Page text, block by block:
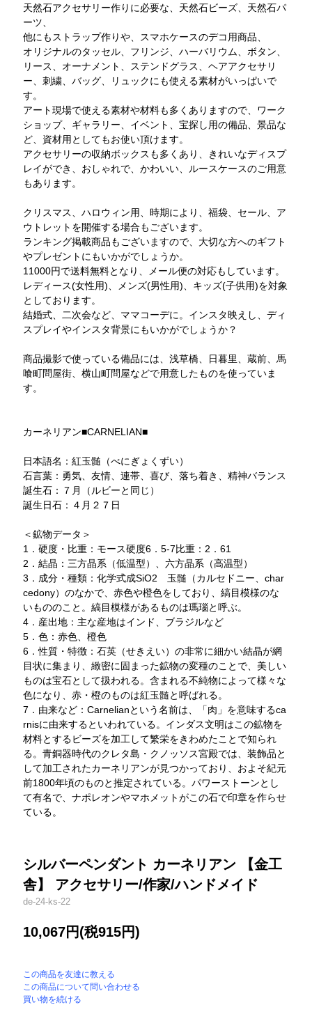
天然石アクセサリー作りに必要な、天然石ビーズ、天然石パ
ーツ、
他にもストラップ作りや、スマホケースのデコ用商品、
オリジナルのタッセル、フリンジ、ハーバリウム、ボタン、
リース、オーナメント、ステンドグラス、ヘアアクセサリ
ー、刺繍、バッグ、リュックにも使える素材がいっぱいで
す。
アート現場で使える素材や材料も多くありますので、ワーク
ショップ、ギャラリー、イベント、宝探し用の備品、景品な
ど、資材用としてもお使い頂けます。
アクセサリーの収納ボックスも多くあり、きれいなディスプ
レイができ、おしゃれで、かわいい、ルースケースのご用意
もあります。
クリスマス、ハロウィン用、時期により、福袋、セール、ア
ウトレットを開催する場合もございます。
ランキング掲載商品もございますので、大切な方へのギフト
やプレゼントにもいかがでしょうか。
11000円で送料無料となり、メール便の対応もしています。
レディース(女性用)、メンズ(男性用)、キッズ(子供用)を対象
としております。
結婚式、二次会など、ママコーデに。インスタ映えし、ディ
スプレイやインスタ背景にもいかがでしょうか？
商品撮影で使っている備品には、浅草橋、日暮里、蔵前、馬
喰町問屋街、横山町問屋などで用意したものを使っていま
す。
カーネリアン■CARNELIAN■
日本語名：紅玉髄（べにぎょくずい）
石言葉：勇気、友情、連帯、喜び、落ち着き、精神バランス
誕生石：７月（ルビーと同じ）
誕生日石：４月２７日
＜鉱物データ＞
1．硬度・比重：モース硬度6．5-7比重：2．61
2．結晶：三方晶系（低温型）、六方晶系（高温型）
3．成分・種類：化学式成SiO2 玉髄（カルセドニー、char
cedony）のなかで、赤色や橙色をしており、縞目模様のな
いもののこと。縞目模様があるものは瑪瑙と呼ぶ。
4．産出地：主な産地はインド、ブラジルなど
5．色：赤色、橙色
6．性質・特徴：石英（せきえい）の非常に細かい結晶が網
目状に集まり、緻密に固まった鉱物の変種のことで、美しい
ものは宝石として扱われる。含まれる不純物によって様々な
色になり、赤・橙のものは紅玉髄と呼ばれる。
7．由来など：Carnelianという名前は、「肉」を意味するca
rnisに由来するといわれている。インダス文明はこの鉱物を
材料とするビーズを加工して繁栄をきわめたことで知られ
る。青銅器時代のクレタ島・クノッソス宮殿では、装飾品と
して加工されたカーネリアンが見つかっており、およそ紀元
前1800年頃のものと推定されている。パワーストーンとし
て有名で、ナポレオンやマホメットがこの石で印章を作らせ
ている。
シルバーペンダント カーネリアン 【金工
舎】 アクセサリー/作家/ハンドメイド
de-24-ks-22
10,067円(税915円)
この商品を友達に教える
この商品について問い合わせる
買い物を続ける